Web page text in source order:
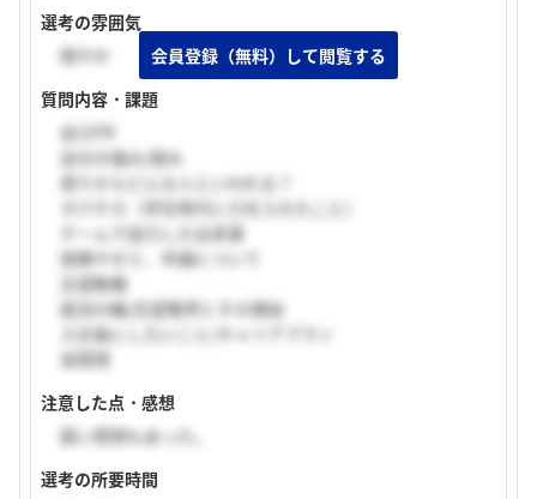
選考の雰囲気
穏やか
質問内容・課題
自己PR
自分の強み/弱み
周りからどんな人といわれる？
ガクチカ（学生時代に力を入れたこと）
チームで協力した出来事
授業やゼミ、卒論について
志望動機
就活の軸/志望業界とその理由
入社後にしたいこと/キャリアプラン
逆質問
注意した点・感想
鋭い質問もあった。
選考の所要時間